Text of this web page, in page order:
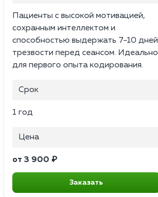
Пациенты с высокой мотивацией,
сохранным интеллектом и
способностью выдержать 7-10 дней
трезвости перед сеансом. Идеально
для первого опыта кодирования.
Срок
1 год
Цена
от 3 900 ₽
Заказать